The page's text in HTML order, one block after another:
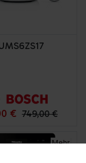
€ 749,00€
Mehr